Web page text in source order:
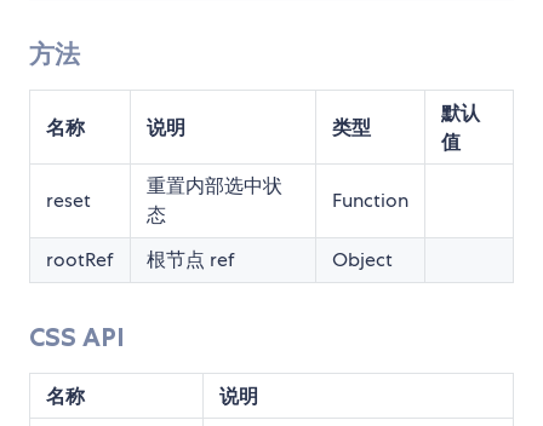
方法
名称 说明 类型
默认
值
reset
重置内部选中状
态
Function
rootRef 根节点 ref Object
CSS API
名称 说明